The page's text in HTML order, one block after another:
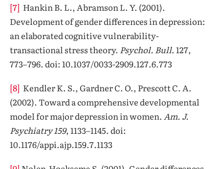
[7] Hankin B. L., Abramson L. Y. (2001).
Development of gender differences in depression:
an elaborated cognitive vulnerability-
transactional stress theory. Psychol. Bull. 127,
773–796. doi: 10.1037/0033-2909.127.6.773
[8] Kendler K. S., Gardner C. O., Prescott C. A.
(2002). Toward a comprehensive developmental
model for major depression in women. Am. J.
Psychiatry 159, 1133–1145. doi:
10.1176/appi.ajp.159.7.1133